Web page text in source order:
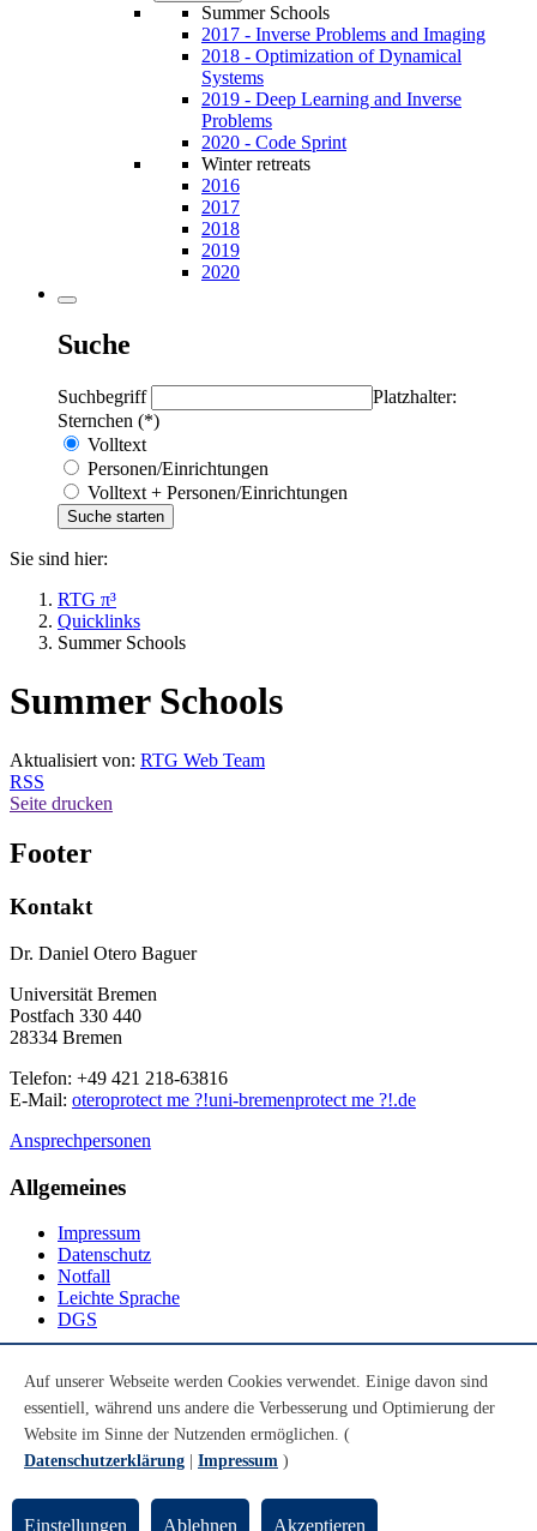
Summer Schools
2017 - Inverse Problems and Imaging
2018 - Optimization of Dynamical
Systems
2019 - Deep Learning and Inverse
Problems
2020 - Code Sprint
Winter retreats
2016
2017
2018
2019
2020
Suche
Suchbegriff
Platzhalter:
Sternchen (*)
Volltext
Personen/Einrichtungen
Volltext + Personen/Einrichtungen
Sie sind hier:
RTG π³
Quicklinks
Summer Schools
Summer Schools
Aktualisiert von: RTG Web Team
RSS
Seite drucken
Footer
Kontakt
Dr. Daniel Otero Baguer
Universität Bremen
Postfach 330 440
28334 Bremen
Telefon: +49 421 218-63816
E-Mail: oteroprotect me ?!uni-bremenprotect me ?!.de
Ansprechpersonen
Allgemeines
Impressum
Datenschutz
Notfall
Leichte Sprache
DGS
Youtube
Instagram
LinkedIn
© Universität Bremen 2026
Auf unserer Webseite werden Cookies verwendet. Einige davon sind
essentiell, während uns andere die Verbesserung und Optimierung der
Website im Sinne der Nutzenden ermöglichen. (
Datenschutzerklärung
Impressum )
Einstellungen Ablehnen Akzeptieren